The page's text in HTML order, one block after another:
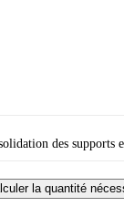
des supports
la quantité